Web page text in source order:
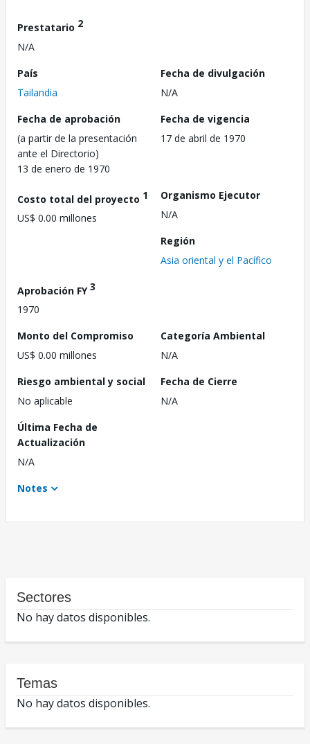
Prestatario 2
N/A
País
Tailandia
Fecha de divulgación
N/A
Fecha de aprobación
(a partir de la presentación
ante el Directorio)
13 de enero de 1970
Fecha de vigencia
17 de abril de 1970
Costo total del proyecto 1
US$ 0.00 millones
Organismo Ejecutor
N/A
Región
Asia oriental y el Pacífico
Aprobación FY3
1970
Monto del Compromiso
US$ 0.00 millones
Categoría Ambiental
N/A
Riesgo ambiental y social
No aplicable
Fecha de Cierre
N/A
Última Fecha de
Actualización
N/A
Notes
Sectores
No hay datos disponibles.
Temas
No hay datos disponibles.